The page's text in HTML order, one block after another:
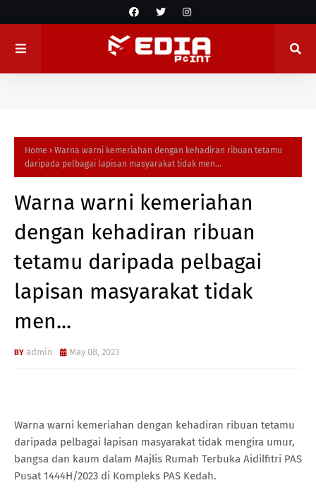
Home
Warna warni kemeriahan dengan kehadiran ribuan tetamu
daripada pelbagai lapisan masyarakat tidak men...
Warna warni kemeriahan
dengan kehadiran ribuan
tetamu daripada pelbagai
lapisan masyarakat tidak
men...
admin May 08, 2023
Warna warni kemeriahan dengan kehadiran ribuan tetamu
daripada pelbagai lapisan masyarakat tidak mengira umur,
bangsa dan kaum dalam Majlis Rumah Terbuka Aidilfitri PAS
Pusat 1444H/2023 di Kompleks PAS Kedah.